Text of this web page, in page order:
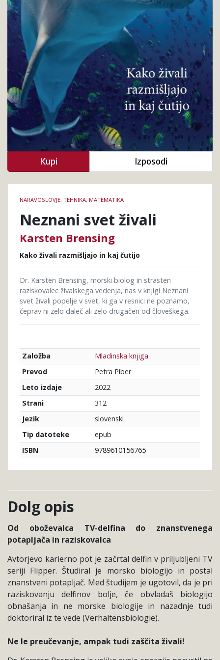
knjige
NARAVOSLOVJE, TEHNIKA, MATEMATIKA
Neznani svet živali
Karsten Brensing
Kako živali razmišljajo in kaj čutijo
Dr. Karsten Brensing, morski biolog in strasten
raziskovalec živalskega vedenja, nas v knjigi Neznani
svet živali popelje v svet, ki ga v resnici ne poznamo,
čeprav ni zelo daleč ali zelo drugačen od človeškega.
Založba
Mladinska knjiga
Prevod
Petra Piber
Leto izdaje
2022
Strani
312
Jezik
slovenski
Tip datoteke
epub
ISBN
9789610156765
Kupi Izposodi
Dolg opis
Od oboževalca TV-delfina do znanstvenega
potapljača in raziskovalca
Avtorjevo karierno pot je začrtal delfin v priljubljeni TV
seriji Flipper. Študiral je morsko biologijo in postal
znanstveni potapljač. Med študijem je ugotovil, da je pri
raziskovanju delfinov bolje, če obvladaš biologijo
obnašanja in ne morske biologije in nazadnje tudi
doktoriral iz te vede (Verhaltensbiologie).
Ne le preučevanje, ampak tudi zaščita živali!